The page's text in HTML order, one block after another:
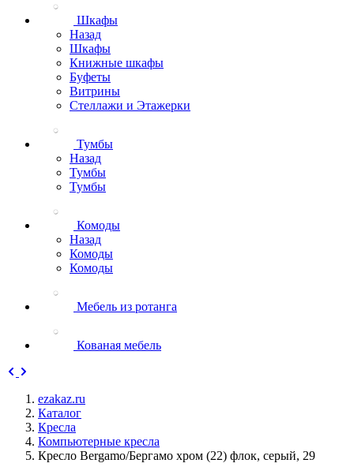
Шкафы
Назад
Шкафы
Книжные шкафы
Буфеты
Витрины
Стеллажи и Этажерки
Тумбы
Назад
Тумбы
Тумбы
Комоды
Назад
Комоды
Комоды
Мебель из ротанга
Кованая мебель
ezakaz.ru
Каталог
Кресла
Компьютерные кресла
Кресло Bergamo/Бергамо хром (22) флок, серый, 29